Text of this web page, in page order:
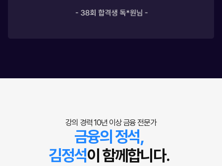
강의 경력 10년 이상 금융 전문가
금융의 정석,
김정석이 함께합니다.